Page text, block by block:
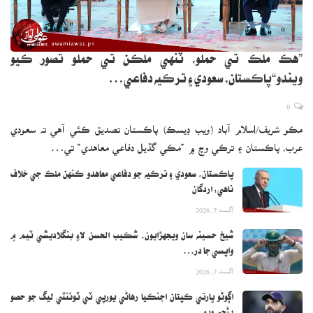
”هڪ ملڪ تي حملو، ٽنهي ملڪن تي حملو تصور ڪيو
ويندو“پاڪستان، سعودي ۽ ترڪيه دفاعي…
مڪو شريف/اسلام آباد (ويب ڊيسڪ) پاڪستان تصديق ڪئي آهي ته سعودي
عرب، پاڪستان ۽ ترڪي وچ ۾ ”مڪي گڏيل دفاعي معاهدي“ تي…
پاڪستان، سعودي ۽ ترڪيه جو دفاعي معاهدو ڪنهن ملڪ جي خلاف
ناهي: اردگان
اگست 7, 2026
شيخ حسينه سان ويجهڙايون، شڪيب الحسن لاءِ بنگلاديشي ٽيم ۾
واپسي جا در…
اگست 7, 2026
اڳوڻو ڀارتي ڪپتان اجنڪيا رهاڻي يورپي ٽي ٽوئنٽي ليگ جو حصو